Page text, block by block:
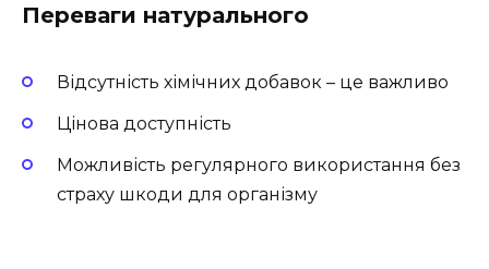
Переваги натурального
Відсутність хімічних добавок – це важливо
Цінова доступність
Можливість регулярного використання без
страху шкоди для організму